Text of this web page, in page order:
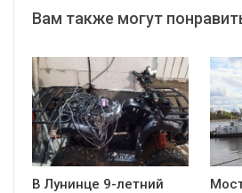
Вам также могут
В Лунинце 9-летний